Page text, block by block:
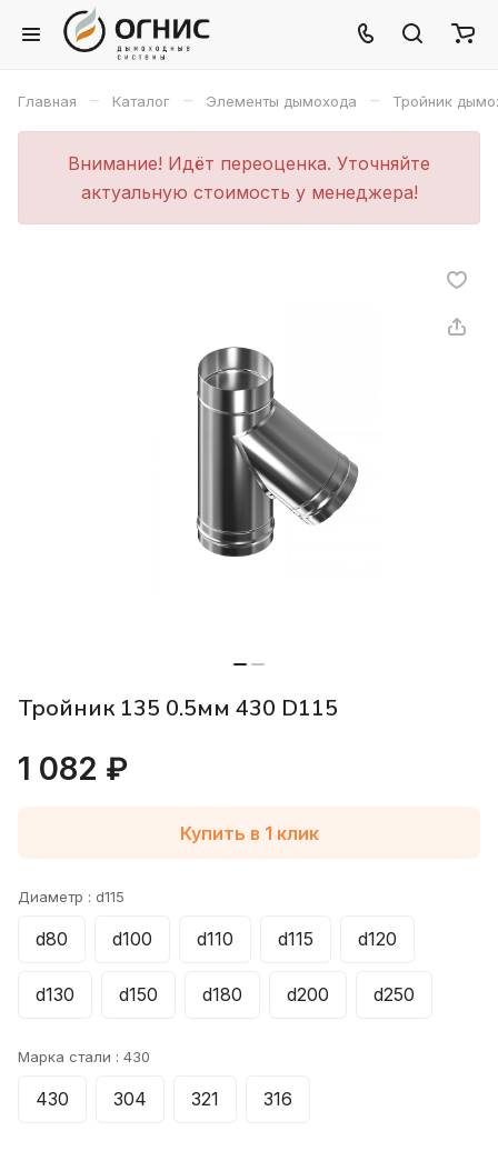
Главная – Каталог – Элементы дымохода – Тройник
Внимание! Идёт переоценка. Уточняйте
актуальную стоимость у менеджера!
Тройник 135 0.5мм 430 D115
1 082 ₽
Купить в 1 клик
Диаметр : d115
d80 d100 d110 d115 d120
d130 d150 d180 d200 d250
Марка стали : 430
430 304 321 316